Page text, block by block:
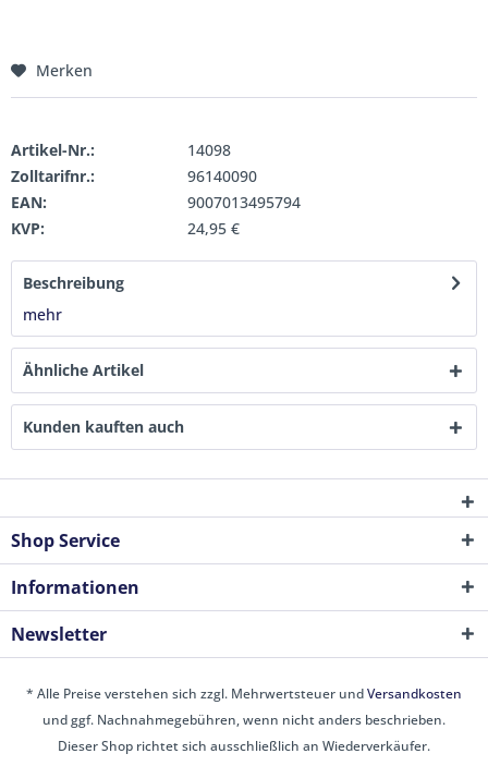
Merken
Artikel-Nr.:
14098
Zolltarifnr.:
96140090
EAN:
9007013495794
KVP:
24,95 €
Beschreibung
mehr
Ähnliche Artikel
Kunden kauften auch
Shop Service
Informationen
Newsletter
* Alle Preise verstehen sich zzgl. Mehrwertsteuer undVersandkosten
und ggf. Nachnahmegebühren, wenn nicht anders beschrieben.
Dieser Shop richtet sich ausschließlich an Wiederverkäufer.